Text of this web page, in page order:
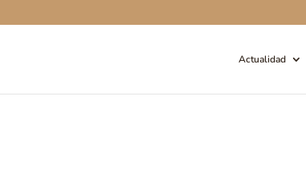
Actualidad